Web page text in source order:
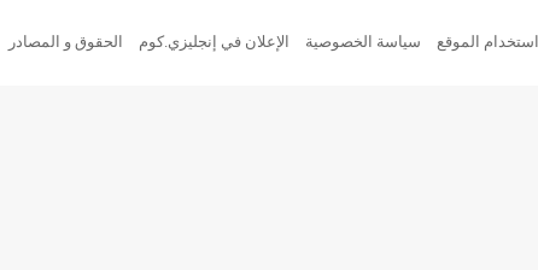
استخدام الموقع سياسة الخصوصية الإعلان في إنجليزي.كوم الحقوق و المصادر